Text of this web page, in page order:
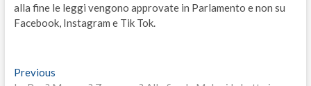
alla fine le leggi vengono approvate in Parlamento e non su
Facebook, Instagram e Tik Tok.
Navigazione
PreviousPrevious